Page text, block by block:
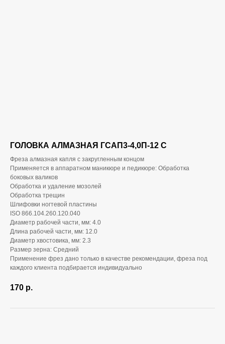
ГОЛОВКА АЛМАЗНАЯ ГСАП3-4,0П-12 С
Фреза алмазная капля с закругленным концом
Применяется в аппаратном маникюре и педикюре: Обработка
боковых валиков
Обработка и удаление мозолей
Обработка трещин
Шлифовки ногтевой пластины
ISO 866.104.260.120.040
Диаметр рабочей части, мм: 4.0
Длина рабочей части, мм: 12.0
Диаметр хвостовика, мм: 2.3
Размер зерна: Средний
Применение фрез дано только в качестве рекомендации, фреза под
каждого клиента подбирается индивидуально
170 р.